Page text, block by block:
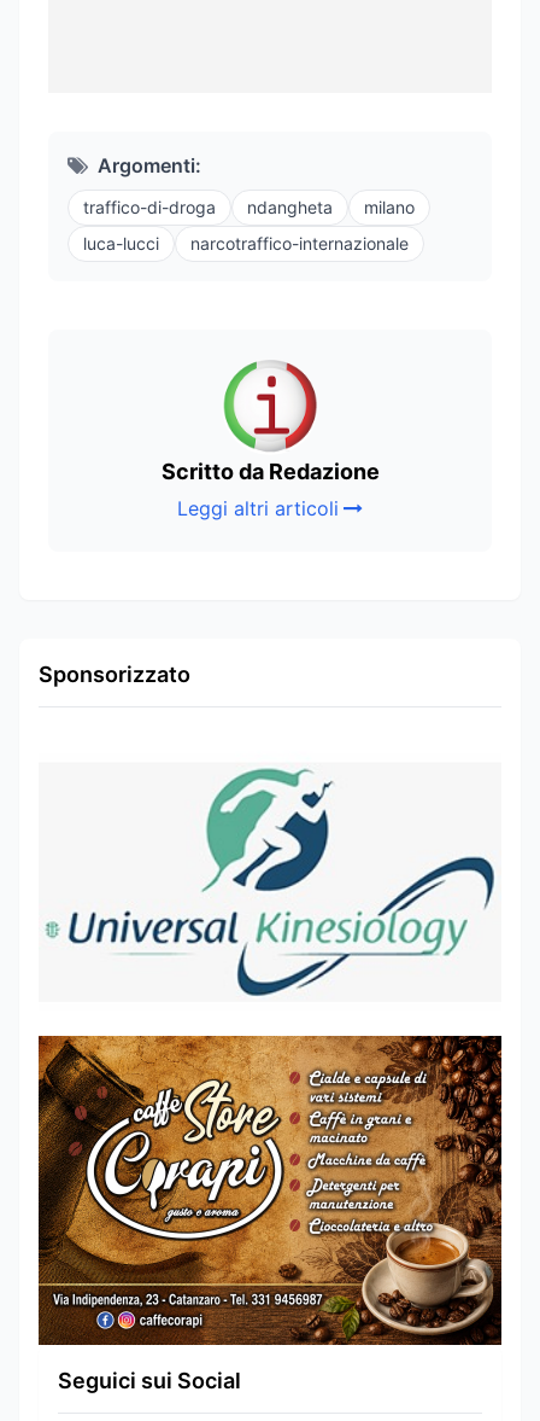
Argomenti:
traffico-di-droga ndangheta
milano
luca-lucci
narcotraffico-internazionale
Scritto da Redazione
Leggi altri articoli
Sponsorizzato
Seguici sui Social